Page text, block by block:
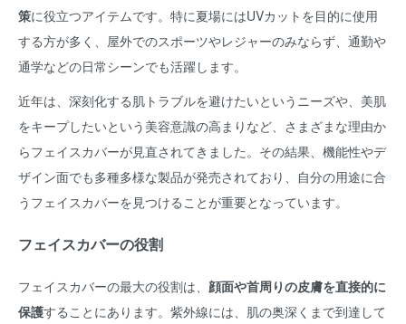
策に役立つアイテムです。特に夏場にはUVカットを目的に使用
する方が多く、屋外でのスポーツやレジャーのみならず、通勤や
通学などの日常シーンでも活躍します。
近年は、深刻化する肌トラブルを避けたいというニーズや、美肌
をキープしたいという美容意識の高まりなど、さまざまな理由か
らフェイスカバーが見直されてきました。その結果、機能性やデ
ザイン面でも多種多様な製品が発売されており、自分の用途に合
うフェイスカバーを見つけることが重要となっています。
フェイスカバーの役割
フェイスカバーの最大の役割は、 顔面や首周りの皮膚を直接的に
保護することにあります。紫外線には、肌の奥深くまで到達して